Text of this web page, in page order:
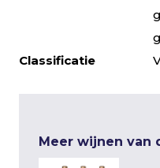
Classificatie
Meer wijnen van